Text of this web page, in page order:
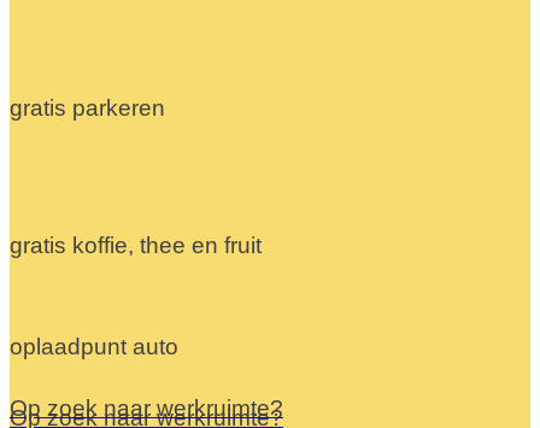
gratis parkeren
gratis koffie, thee en fruit
oplaadpunt auto
Op zoek naar werkruimte?
Op zoek naar werkruimte?